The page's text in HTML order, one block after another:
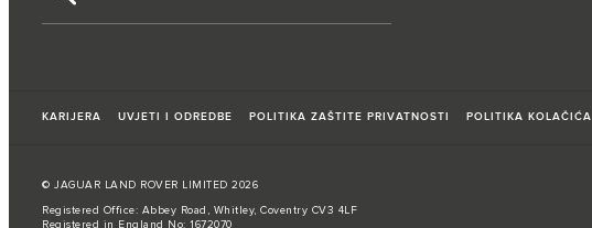
KARIJERA UVJETI I ODREDBE POLITIKA ZAŠTITE PRIVATNOSTI POLITIKA KOLAČIĆA
© JAGUAR LAND ROVER LIMITED 2026
Registered Office: Abbey Road, Whitley, Coventry CV3 4LF
Registered in England No: 1672070